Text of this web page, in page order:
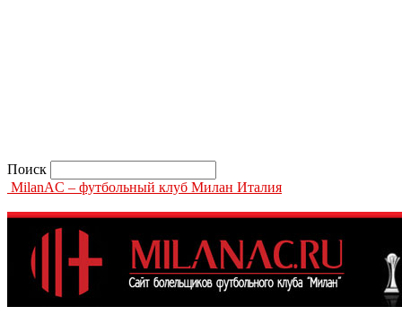
Поиск
MilanAC – футбольный клуб Милан Италия